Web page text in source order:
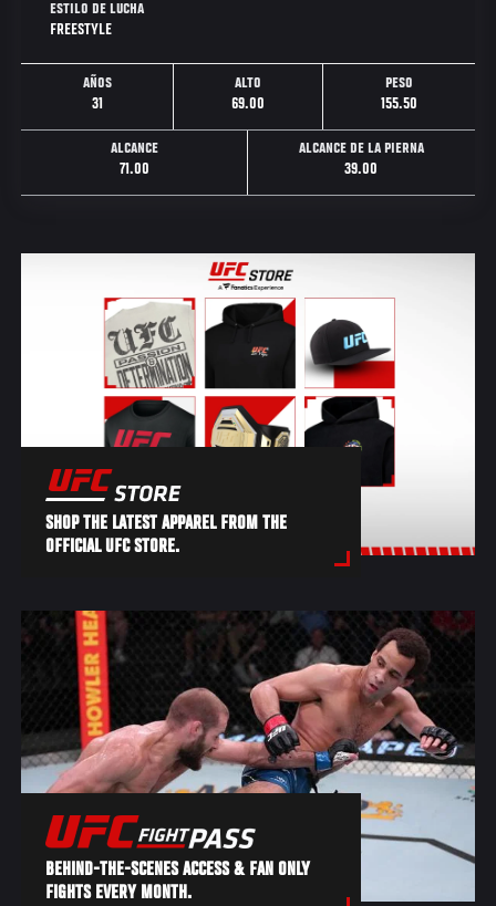
ESTILO DE LUCHA
FREESTYLE
AÑOS
31
ALTO
69.00
PESO
155.50
ALCANCE
71.00
ALCANCE DE LA PIERNA
39.00
SHOP THE LATEST APPAREL FROM THE
OFFICIAL UFC STORE.
BEHIND-THE-SCENES ACCESS & FAN ONLY
FIGHTS EVERY MONTH.